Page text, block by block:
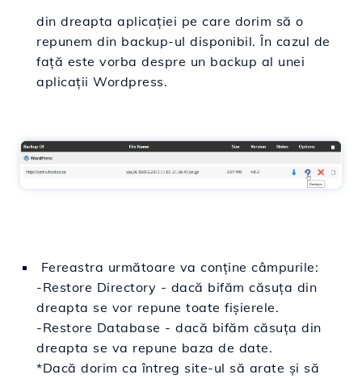
din dreapta aplicației pe care dorim să o
repunem din backup-ul disponibil. În cazul de
față este vorba despre un backup al unei
aplicații Wordpress.
Fereastra următoare va conține câmpurile:
-Restore Directory - dacă bifăm căsuța din
dreapta se vor repune toate fișierele.
-Restore Database - dacă bifăm căsuța din
dreapta se va repune baza de date.
*Dacă dorim ca întreg site-ul să arate și să